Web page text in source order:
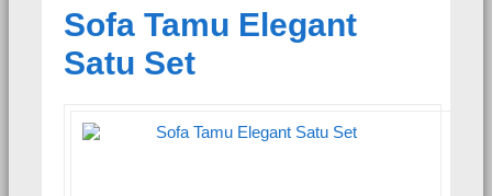
Sofa Tamu Elegant
Satu Set